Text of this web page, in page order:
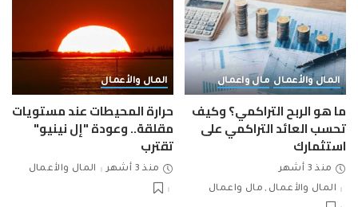
المال والأعمال مال واعمال
ما هو الربح التراكمي؟ وكيف
تحسب العائد التراكمي على
استثمارك
منذ 3 أشهر
المال والأعمال
مال واعمال
المال والأعمال
حرارة المحيطات عند مستويات
مقلقة.. وعودة "إل نينيو"
تقترب
منذ 3 أشهر المال والأعمال